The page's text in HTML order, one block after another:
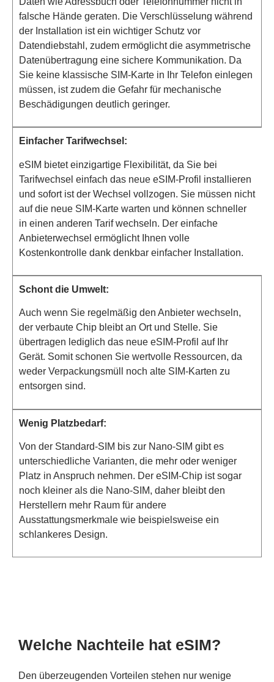
falsche Hände geraten. Die Verschlüsselung während
der Installation ist ein wichtiger Schutz vor
Datendiebstahl, zudem ermöglicht die asymmetrische
Datenübertragung eine sichere Kommunikation. Da
Sie keine klassische SIM-Karte in Ihr Telefon einlegen
müssen, ist zudem die Gefahr für mechanische
Beschädigungen deutlich geringer.
Einfacher Tarifwechsel:
eSIM bietet einzigartige Flexibilität, da Sie bei
Tarifwechsel einfach das neue eSIM-Profil installieren
und sofort ist der Wechsel vollzogen. Sie müssen nicht
auf die neue SIM-Karte warten und können schneller
in einen anderen Tarif wechseln. Der einfache
Anbieterwechsel ermöglicht Ihnen volle
Kostenkontrolle dank denkbar einfacher Installation.
Schont die Umwelt:
Auch wenn Sie regelmäßig den Anbieter wechseln,
der verbaute Chip bleibt an Ort und Stelle. Sie
übertragen lediglich das neue eSIM-Profil auf Ihr
Gerät. Somit schonen Sie wertvolle Ressourcen, da
weder Verpackungsmüll noch alte SIM-Karten zu
entsorgen sind.
Wenig Platzbedarf:
Von der Standard-SIM bis zur Nano-SIM gibt es
unterschiedliche Varianten, die mehr oder weniger
Platz in Anspruch nehmen. Der eSIM-Chip ist sogar
noch kleiner als die Nano-SIM, daher bleibt den
Herstellern mehr Raum für andere
Ausstattungsmerkmale wie beispielsweise ein
schlankeres Design.
Welche Nachteile hat eSIM?
Den überzeugenden Vorteilen stehen nur wenige